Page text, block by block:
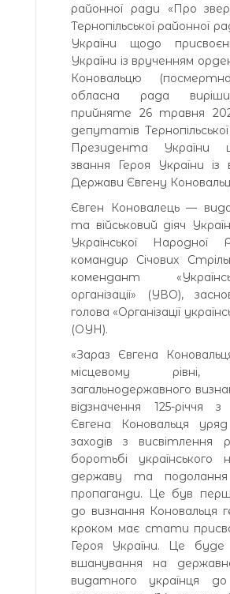
районної ради «Про
Тернопільської районної
України щодо
України із врученням
Коновальцю
обласна рада
прийняте 26 травня
депутатів
Президента України
звання Героя України
Держави Євгену
Євген Коновалець —
та військовий діяч
Української Народної
командир Січових
комендант
організації» (УВО),
голова «Організації
(ОУН).
«Зараз Євгена
місцевому
загальнодержавного
відзначення 125-річчя
Євгена Коновальця
заходів з висвітлення
боротьбі українського
державу та подолання
пропаганди. Це був
до визнання Коновальця
кроком має стати
Героя України. Це
вшанування на
видатного українця